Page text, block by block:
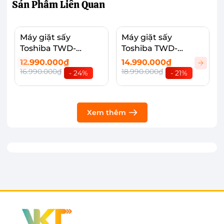
thông số, dễ dàng sử dụng và thao tác.
Sản PhẩmLiên Quan
Máy giặt sấy
Toshiba TWD-
BM115GF4V(SK)
12.990.000₫
16.990.000₫ - 24%
Máy giặt sấy
Toshiba TWD-
BM135GF4V(MG)
14.990.000₫
18.990.000₫ - 21%
Xem thêm